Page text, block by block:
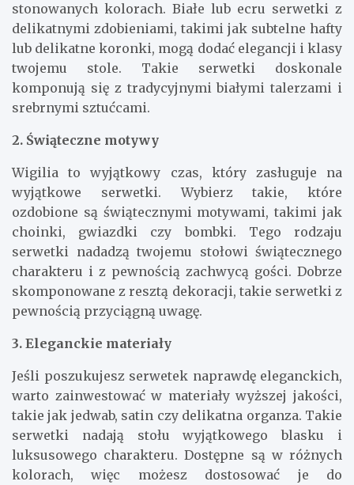
stonowanych kolorach. Białe lub ecru serwetki z
delikatnymi zdobieniami, takimi jak subtelne hafty
lub delikatne koronki, mogą dodać elegancji i klasy
twojemu stole. Takie serwetki doskonale
komponują się z tradycyjnymi białymi talerzami i
srebrnymi sztućcami.
2. Świąteczne motywy
Wigilia to wyjątkowy czas, który zasługuje na
wyjątkowe serwetki. Wybierz takie, które
ozdobione są świątecznymi motywami, takimi jak
choinki, gwiazdki czy bombki. Tego rodzaju
serwetki nadadzą twojemu stołowi świątecznego
charakteru i z pewnością zachwycą gości. Dobrze
skomponowane z resztą dekoracji, takie serwetki z
pewnością przyciągną uwagę.
3. Eleganckie materiały
Jeśli poszukujesz serwetek naprawdę eleganckich,
warto zainwestować w materiały wyższej jakości,
takie jak jedwab, satin czy delikatna organza. Takie
serwetki nadają stołu wyjątkowego blasku i
luksusowego charakteru. Dostępne są w różnych
kolorach, więc możesz dostosować je do